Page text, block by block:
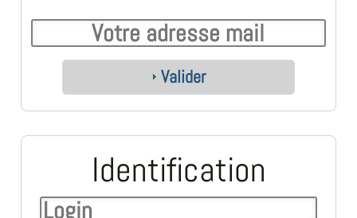
Valider
Identification